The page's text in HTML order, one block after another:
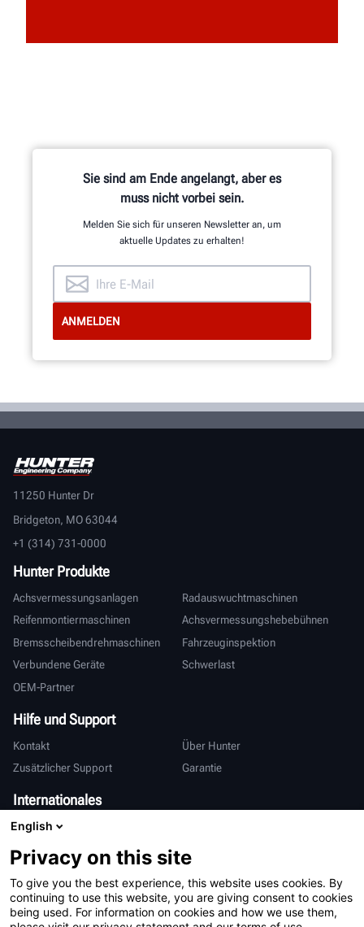
Sie sind am Ende angelangt, aber es
muss nicht vorbei sein.
Melden Sie sich für unseren Newsletter an, um
aktuelle Updates zu erhalten!
11250 Hunter Dr
Bridgeton, MO 63044
+1 (314) 731-0000
Hunter Produkte
Achsvermessungsanlagen
Radauswuchtmaschinen
Reifenmontiermaschinen
Achsvermessungshebebühnen
Bremsscheibendrehmaschinen
Fahrzeuginspektion
Verbundene Geräte
Schwerlast
OEM-Partner
Hilfe und Support
Kontakt
Über Hunter
Zusätzlicher Support
Garantie
Internationales
Vertrieb & Service
亨特中国
English
Privacy on this site
To give you the best experience, this website uses cookies. By
continuing to use this website, you are giving consent to cookies
being used. For information on cookies and how we use them,